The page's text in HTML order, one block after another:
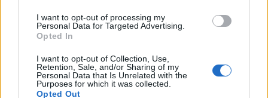
I want to opt-out of processing my
Personal Data for Targeted Advertising.
Opted In
I want to opt-out of Collection, Use,
Retention, Sale, and/or Sharing of my
Personal Data that Is Unrelated with the
Purposes for which it was collected.
Opted Out
testközelbe kerülni, miközben a magyar csapat a
verseny előestéjén a zöldségek bevásárlását intézte,
vannak, na meg őrzik-e a humorérzéküket.Spoiler:
őrzik.[24-én, 9:01 perckor minden kiderül a
magyar…